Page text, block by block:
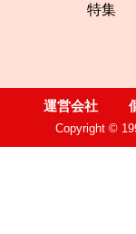
特集
運営会社
Copyright ©